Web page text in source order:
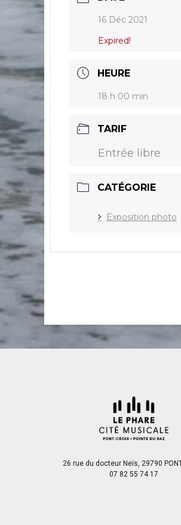
16 Déc 2021
Expired!
HEURE
18 h 00 min
TARIF
Entrée libre
CATÉGORIE
Exposition photo
26 rue du docteur Neïs, 29790
07 82 55 74 17